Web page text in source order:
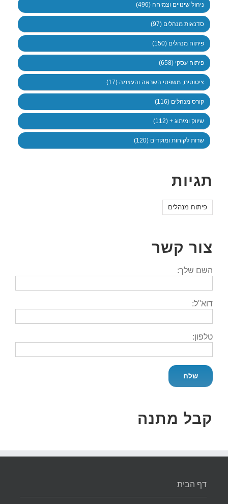
ניהול שינויים וצמיחה (496)
סדנאות מנהלים (97)
פיתוח מנהלים (150)
פיתוח עסקי (658)
ציטוטים, משפטי השראה והעצמה (17)
קורס מנהלים (116)
שיווק ומיתוג + (112)
שרות לקוחות ומוקדים (120)
תגיות
פיתוח מנהלים
צור קשר
השם שלך:
דוא''ל:
טלפון:
קבל מתנה
דף הבית